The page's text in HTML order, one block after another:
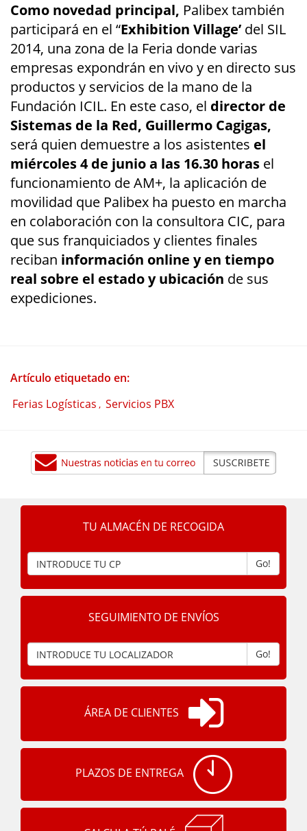
Como novedad principal, Palibex también
participará en el “Exhibition Village’ del SIL
2014, una zona de la Feria donde varias
empresas expondrán en vivo y en directo sus
productos y servicios de la mano de la
Fundación ICIL. En este caso, el director de
Sistemas de la Red, Guillermo Cagigas,
será quien demuestre a los asistentes el
miércoles 4 de junio a las 16.30 horas el
funcionamiento de AM+, la aplicación de
movilidad que Palibex ha puesto en marcha
en colaboración con la consultora CIC, para
que sus franquiciados y clientes finales
reciban información online y en tiempo
real sobre el estado y ubicación de sus
expediciones.
Artículo etiquetado en:
Ferias Logísticas , Servicios PBX
TU ALMACÉN DE RECOGIDA
Go!
SEGUIMIENTO DE ENVÍOS
Go!
ÁREA DE CLIENTES
PLAZOS DE ENTREGA